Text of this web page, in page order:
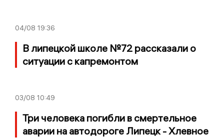
04/08 19:36
В липецкой школе №72 рассказали о
ситуации с капремонтом
03/08 10:49
Три человека погибли в смертельное
аварии на автодороге Липецк - Хлевное